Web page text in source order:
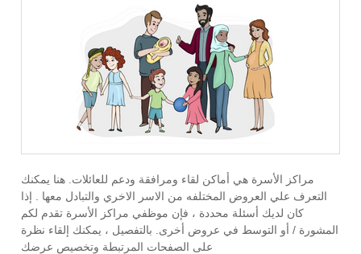
مراكز الأسرة هي أماكن لقاء ومرافقة ودعم للعائلات. هنا يمكنك
التعرف علي العروض المختلفه من الاسر الاخري والتبادل معها . إذا
كان لديك أسئلة محددة ، فإن موظفي مراكز الأسرة تقدم لكم
المشورة / أو التوسط في عروض أخرى. بالتفصيل ، يمكنك إلقاء نظرة
على الصفحات المرتبطة وتخصيص عرضك